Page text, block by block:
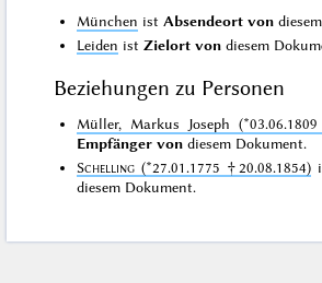
München ist Absendeort von
Leiden istZielort von diesem
Beziehungen zu Personen
Müller, Markus Joseph
Empfänger von diesem Dokument.
Schelling (*27.01.1775 †20.08.1854)
diesem Dokument.